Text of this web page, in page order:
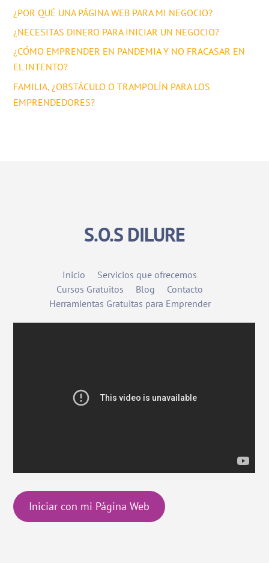
¿POR QUÉ UNA PÁGINA WEB PARA MI NEGOCIO?
¿NECESITAS DINERO PARA INICIAR UN NEGOCIO?
¿CÓMO EMPRENDER EN PANDEMIA Y NO FRACASAR EN
EL INTENTO?
FAMILIA, ¿OBSTÁCULO O TRAMPOLÍN PARA LOS
EMPRENDEDORES?
S.O.S DILURE
Inicio
Servicios que ofrecemos
Cursos Gratuitos
Blog
Contacto
Herramientas Gratuitas para Emprender
Iniciar con mi Página Web